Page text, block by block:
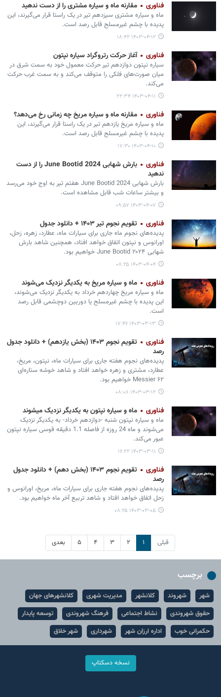
فناوری مقارنه ماه و سیاره مشتری را از دست ندهید
ماه و سیاره مشتری سیزدهم تیر در یک راستا قرار می‌گیرند، این
پدیده با چشم غیرمسلح قابل رصد است.
۱۴۰۳-۰۴-۱۲ ۱۸:۴۲
فناوری آغاز حرکت رتروگراد سیاره نپتون
سیاره نپتون دوازدهم تیر حرکت معمول خود به سمت شرق در
میان صورت‌های فلکی را متوقف می‌کند و به سمت غرب حرکت
می‌کند.
۱۴۰۳-۰۴-۱۱ ۲۲:۳۴
فناوری مقارنه ماه و سیاره مریخ چه زمانی رخ می‌دهد؟
ماه و سیاره مریخ یازدهم تیر در یک راستا قرار می‌گیرند، این
پدیده با چشم غیرمسلح قابل رصد است.
۱۴۰۳-۰۴-۱۰ ۱۷:۳۰
فناوری
بارش شهابی June Bootid 2024 را از دست
ندهید
بارش شهابی June Bootid 2024 هفتم تیر به اوج خود می‌رسد
و بیشتر ساعات شب قابل مشاهده است.
۱۴۰۳-۰۴-۰۷ ۰۹:۵۷
فناوری تقویم نجوم تیر ۱۴۰۳ + دانلود جدول
پدیده‌های نجوم ماه جاری برای سیارات ماه، عطارد، زهره، زحل،
اورانوس و نپتون اتفاق خواهد افتاد، همچنین شاهد بارش
شهابی June Bootid ۲۰۲۴ خواهیم بود.
۱۴۰۳-۰۴-۰۴ ۰۸:۲۵
فناوری ماه و سیاره مریخ به یکدیگر نزدیک می‌‏شوند
ماه و سیاره مریخ چهاردهم خرداد به یکدیگر نزدیک می‏‌شوند،
این پدیده با چشم غیرمسلح یا دوربین دوچشمی قابل رصد
است.
۱۴۰۳-۰۳-۱۳ ۱۷:۴۶
فناوری
تقویم نجوم ۱۴۰۳ (بخش یازدهم) + دانلود جدول
رصد
پدیده‌های نجوم هفته جاری برای سیارات ماه، نپتون، مریخ،
عطارد، مشتری و زهره خواهد افتاد و شاهد خوشه ستاره‌ای
Messier ۶۲ خواهیم بود.
۱۴۰۳-۰۳-۱۲ ۰۸:۰۸
فناوری ماه و سیاره نپتون به یکدیگر نزدیک می‎‏شوند
ماه و سیاره نپتون شنبه -دوازدهم خرداد- به یکدیگر نزدیک
می‌شوند و ماه 24 روزه از فاصله 1.1 دقیقه قوسی سیاره نپتون
عبور می‌کند.
۱۴۰۳-۰۳-۱۱ ۱۶:۲۲
فناوری
تقویم نجوم ۱۴۰۳ (بخش دهم) + دانلود جدول
رصد
پدیده‌های نجوم هفته جاری برای سیارات ماه، مریخ، اورانوس و
زحل اتفاق خواهد افتاد و شاهد تربیع آخر ماه خواهیم بود.
۱۴۰۳-۰۳-۰۵ ۰۸:۲۵
قبلی ۱ ۲ ۳ ۴ ۵ بعدی
برچسب
شهر شهروند کلانشهر مدیریت شهری
کلانشهرهای جهان
حقوق شهروندی
نشاط اجتماعی فرهنگ شهروندی
توسعه پایدار
حکمرانی خوب
اداره ارزان شهر شهرداری شهر خلاق
نسخه دسکتاپ